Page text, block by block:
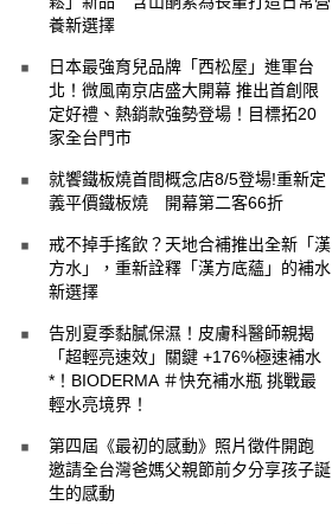
養新選擇
日本最強育兒品牌「西松屋」進軍台
北！微風南京店盛大開幕 推出首創限
定好禮、熱銷款強勢登場！目標拓20
家全台門市
就饗鐵板燒首間概念店8/5登場!重新定
義平價鐵板燒 開幕第二客66折
戒不掉手搖飲？天地合補推出全新「漢
方水」，重新詮釋「漢方底蘊」的補水
新選擇
告別夏季黏膩保濕！皮膚科醫師親揭
「超輕亮速效」關鍵 +176%極速補水
*！BIODERMA ＃快充補水瓶 挑戰最
輕水亮境界！
第四屆《最初的感動》照片徵件開跑
邀請全台灣爸媽父親節前夕分享孩子誕
生的感動